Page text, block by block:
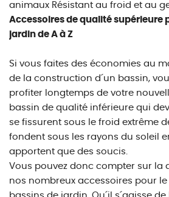
animaux Résistant au froid et au
Accessoires de qualité supérieure
jardin de A à Z
Si vous faites des économies au
de la construction d´un bassin,
profiter longtemps de votre
bassin de qualité inférieure qui
se fissurent sous le froid extrême
fondent sous les rayons du soleil
apportent que des soucis.
Vous pouvez donc compter sur la
nos nombreux accessoires pour